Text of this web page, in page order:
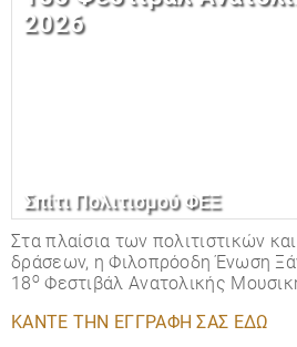
2026
Σπίτι Πολιτισμού ΦΕΞ
Στα πλαίσια των πολιτιστικών
δράσεων, η Φιλοπρόοδη Ένωση
18οΦεστιβάλ Ανατολικής
ΚΑΝΤΕ ΤΗΝ ΕΓΓΡΑΦΗ ΣΑΣ ΕΔΩ